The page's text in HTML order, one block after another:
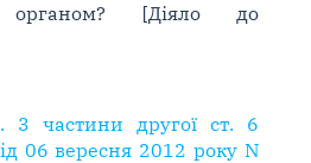
органом? [Діяло до
3 частини другої ст. 6
06 вересня 2012 року N